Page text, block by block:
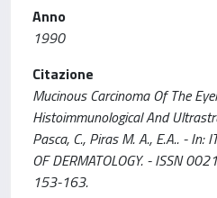
Anno
1990
Citazione
Mucinous Carcinoma Of The
Histoimmunological And
Pasca, C., Piras M. A., E.A.. - In:
OF DERMATOLOGY. - ISSN
153-163.